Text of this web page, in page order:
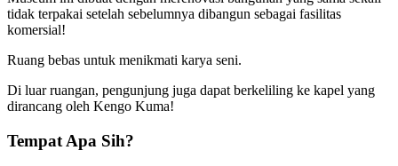
tidak terpakai setelah sebelumnya dibangun sebagai fasilitas
komersial!
Ruang bebas untuk menikmati karya seni.
Di luar ruangan, pengunjung juga dapat berkeliling ke kapel yang
dirancang oleh Kengo Kuma!
Tempat Apa Sih?